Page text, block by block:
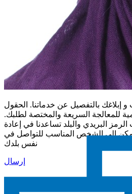
إبلاغك بالتفصيل عن خدماتنا. الحقول
للمعالجة السريعة والمختصة لطلبك.
البريدي والبلد تساعدنا في إعادة
إلى الشخص المناسب للتواصل في
نفس بلدك
إرسال